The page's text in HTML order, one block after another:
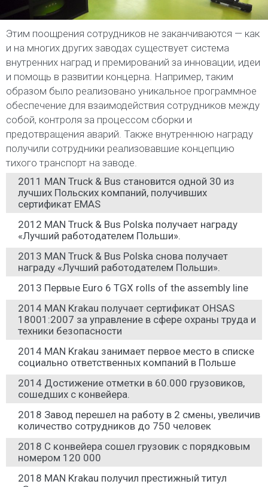
Этим поощрения сотрудников не заканчиваются — как
и на многих других заводах существует система
внутренних наград и премирований за инновации, идеи
и помощь в развитии концерна. Например, таким
образом было реализовано уникальное программное
обеспечение для взаимодействия сотрудников между
собой, контроля за процессом сборки и
предотвращения аварий. Также внутреннюю награду
получили сотрудники реализовавшие концепцию
тихого транспорт на заводе.
2011 MAN Truck & Bus становится одной 30 из
лучших Польских компаний, получивших
сертификат EMAS
2012 MAN Truck & Bus Polska получает награду
«Лучший работодателем Польши».
2013 MAN Truck & Bus Polska снова получает
награду «Лучший работодателем Польши».
2013 Первые Euro 6 TGX rolls of the assembly line
2014 MAN Krakau получает сертификат OHSAS
18001:2007 за управление в сфере охраны труда и
техники безопасности
2014 MAN Krakau занимает первое место в списке
социально ответственных компаний в Польше
2014 Достижение отметки в 60.000 грузовиков,
сошедших с конвейера.
2018 Завод перешел на работу в 2 смены, увеличив
количество сотрудников до 750 человек
2018 С конвейера сошел грузовик с порядковым
номером 120 000
2018 MAN Krakau получил престижный титул